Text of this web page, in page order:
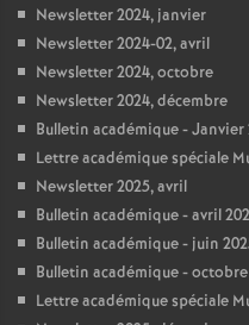
Newsletter 2024, janvier
Newsletter 2024-02, avril
Newsletter 2024, octobre
Newsletter 2024, décembre
Bulletin académique - Janvier
Lettre académique spéciale
Newsletter 2025, avril
Bulletin académique - avril
Bulletin académique - juin
Bulletin académique -
Lettre académique spéciale